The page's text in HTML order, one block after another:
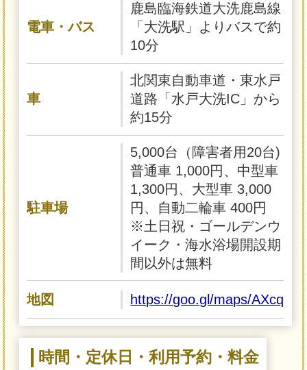
電車・バス
鹿島臨海鉄道大洗鹿島線
「大洗駅」よりバスで約
10分
車
北関東自動車道・東水戸
道路「水戸大洗IC」から
約15分
駐車場
5,000台（障害者用20台)
普通車 1,000円、中型車
1,300円、大型車 3,000
円、自動二輪車 400円
※土日祝・ゴールデンウ
イーク・海水浴場開設期
間以外は無料
地図 https://goo.gl/maps/
時間・定休日・利用予約・料金